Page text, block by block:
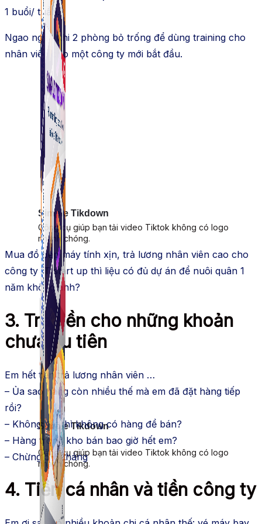
Simple Tikdown
Công cụ giúp bạn tải video Tiktok không có logo
nhanh chóng.
Simple Tikdown
Công cụ giúp bạn tải video Tiktok không có logo
nhanh chóng.
1 buổi/ tuần.
Ngao ngán khi 2 phòng bỏ trống để dùng training cho
nhân viên cho một công ty mới bắt đầu.
Mua đồ đẹp máy tính xịn, trả lương nhân viên cao cho
công ty IT start up thì liệu có đủ dự án để nuôi quân 1
năm không anh?
3. Trả tiền cho những khoản
chưa ưu tiên
Em hết tiền trả lương nhân viên …
– Ủa sao hàng còn nhiều thế mà em đã đặt hàng tiếp
rồi?
– Không đặt thì không có hàng để bán?
– Hàng trong kho bán bao giờ hết em?
– Chừng 5-6 tháng
4. Tiền cá nhân và tiền công ty